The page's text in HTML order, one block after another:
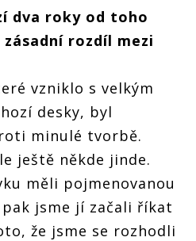
(Jelen):
Manželka
o novém
tour de
Nahrávání
Hradišťanem
bylo
obrovským
zážitkem
(Jelen):
o novém
tour de
hroby.
Hradišťanem
bylo
obrovským
zážitkem
dva roky od toho
rozdíl mezi
vzniklo s velkým
desky, byl
minulé tvorbě.
ještě někde jinde.
měli pojmenovanou
pak jsme jí začali říkat
že jsme se rozhodli